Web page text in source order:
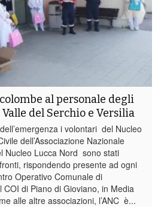
al personale degli
del Serchio e Versilia
i volontari del Nucleo
dell’Associazione Nazionale
Lucca Nord sono stati
rispondendo presente ad ogni
Operativo Comunale di
di Piano di Gioviano, in Media
alle altre associazioni, l’ANC è...